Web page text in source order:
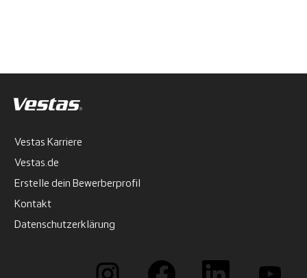
Vestas Karriere
Vestas.de
Erstelle dein Bewerberprofil
Kontakt
Datenschutzerklärung
W
W